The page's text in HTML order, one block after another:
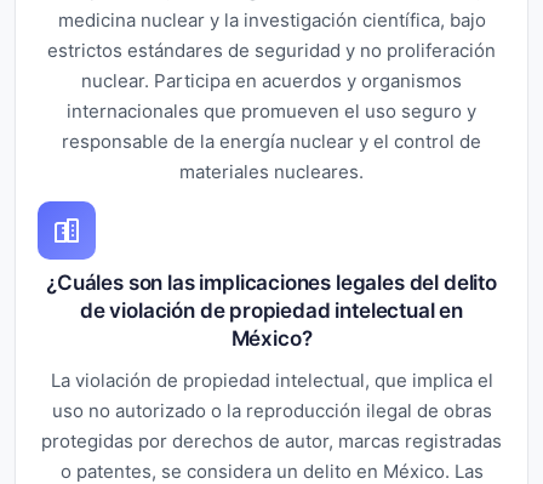
medicina nuclear y la investigación científica, bajo
estrictos estándares de seguridad y no proliferación
nuclear. Participa en acuerdos y organismos
internacionales que promueven el uso seguro y
responsable de la energía nuclear y el control de
materiales nucleares.
¿Cuáles son las implicaciones legales del delito
de violación de propiedad intelectual en
México?
La violación de propiedad intelectual, que implica el
uso no autorizado o la reproducción ilegal de obras
protegidas por derechos de autor, marcas registradas
o patentes, se considera un delito en México. Las